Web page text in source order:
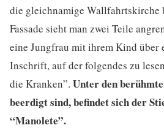
die gleichnamige Wallfahrtskirche
Fassade sieht man zwei Teile
eine Jungfrau mit ihrem Kind über
Inschrift, auf der folgendes zu
die Kranken”. Unter den
beerdigt sind, befindet sich der
“Manolete”.